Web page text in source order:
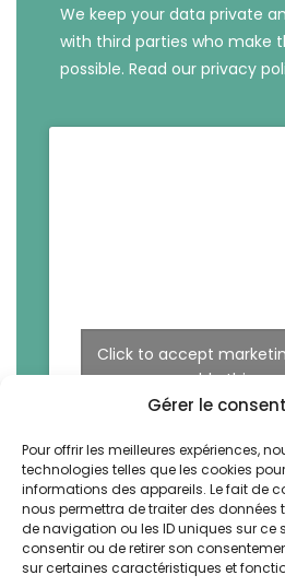
Gérer le
Pour offrir les meilleures expériences,
technologies telles que les cookies
informations des appareils. Le fait de
nous permettra de traiter des données
de navigation ou les ID uniques sur ce
consentir ou de retirer son
sur certaines caractéristiques et
We keep your data private
with third parties who make
possible. Read our privacy
Click to accept
enable this